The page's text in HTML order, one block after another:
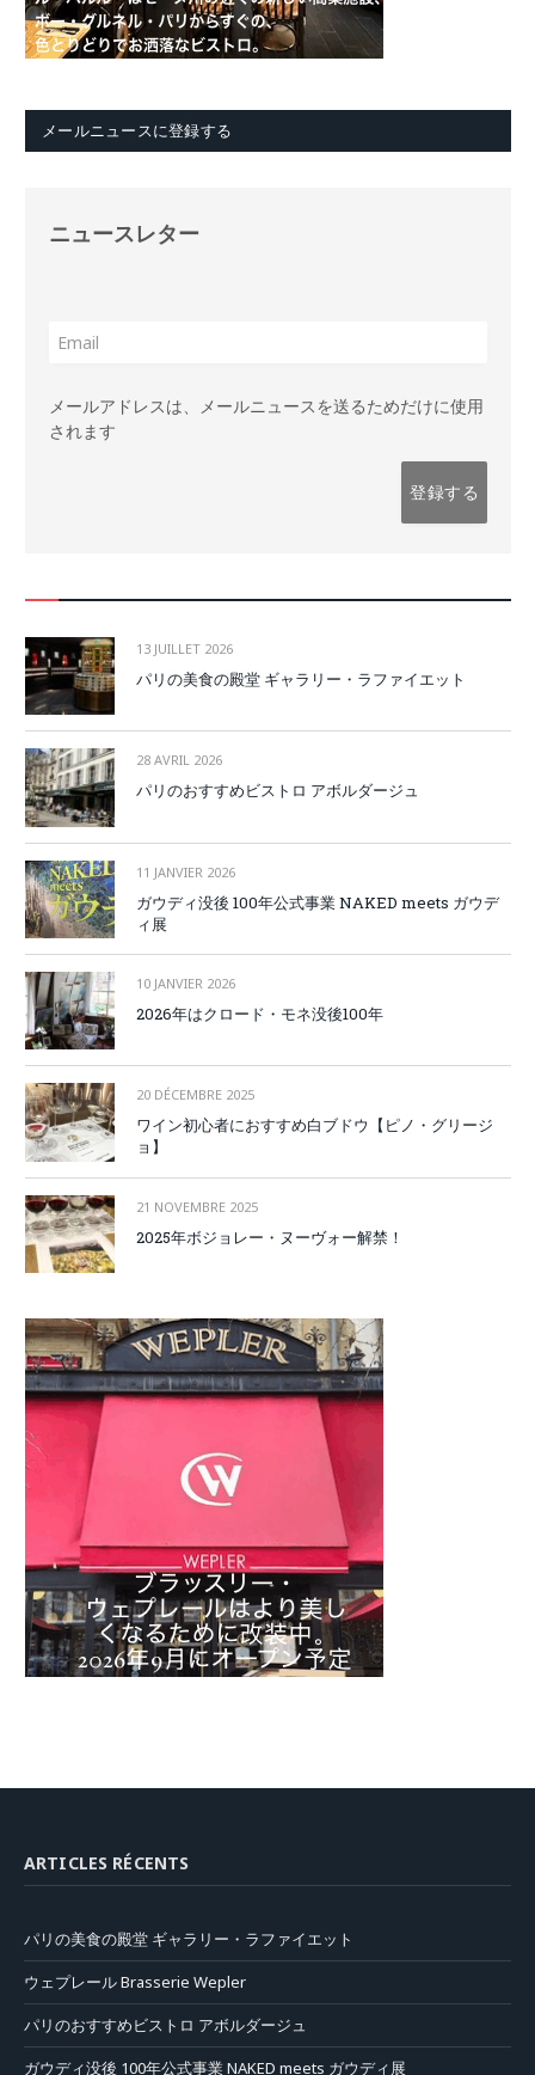
メールニュースに登録する
ニュースレター
メールアドレスは、メールニュースを送るためだけに使用
されます
13 JUILLET 2026
パリの美食の殿堂 ギャラリー・ラファイエット
28 AVRIL 2026
パリのおすすめビストロ アボルダージュ
11 JANVIER 2026
ガウディ没後 100年公式事業 NAKED meets ガウデ
ィ展
10 JANVIER 2026
2026年はクロード・モネ没後100年
20 DÉCEMBRE 2025
ワイン初心者におすすめ白ブドウ【ピノ・グリージ
ョ】
21 NOVEMBRE 2025
2025年ボジョレー・ヌーヴォー解禁！
ARTICLES RÉCENTS
パリの美食の殿堂 ギャラリー・ラファイエット
ウェプレール Brasserie Wepler
パリのおすすめビストロ アボルダージュ
ガウディ没後 100年公式事業 NAKED meets ガウディ展